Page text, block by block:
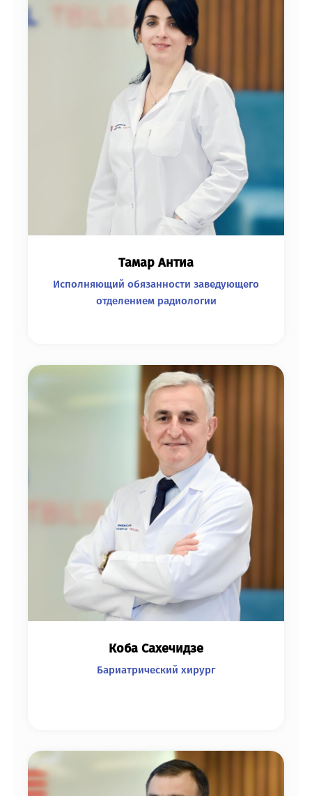
Тамар Антиа
Исполняющий обязанности заведующего
отделением радиологии
Коба Сахечидзе
Бариатрический хирург